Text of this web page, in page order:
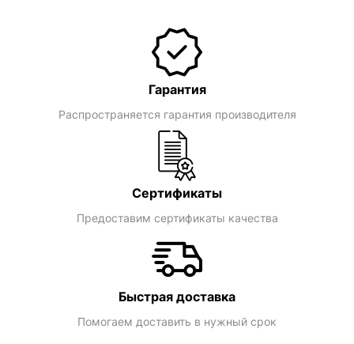
Гарантия
Распространяется гарантия производителя
Сертификаты
Предоставим сертификаты качества
Быстрая доставка
Помогаем доставить в нужный срок